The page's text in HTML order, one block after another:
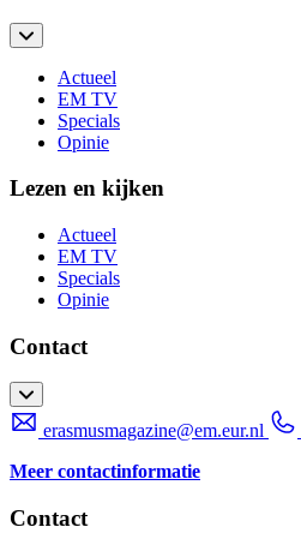
Actueel
EM TV
Specials
Opinie
Lezen en kijken
Actueel
EM TV
Specials
Opinie
Contact
erasmusmagazine@em.eur.nl
Meer contactinformatie
Contact